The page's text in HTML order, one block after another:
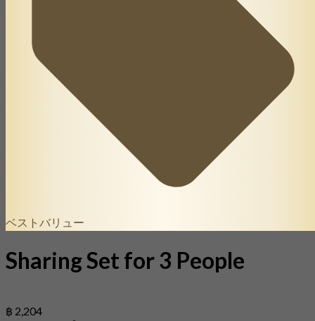
ベストバリュー
Sharing Set for 3 People
฿ 2,204